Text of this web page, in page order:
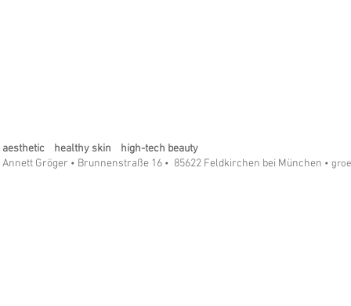
aesthetic healthy skin high-tech beauty
Annett Gröger • Brunnenstraße 16 • 85622 Feldkirchen bei München •